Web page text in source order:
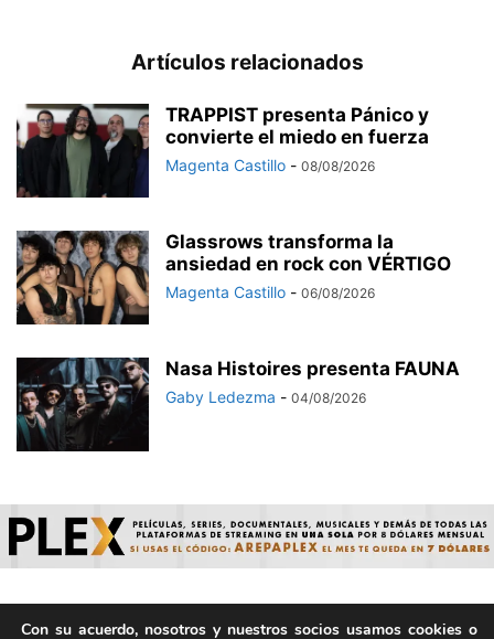
Artículos relacionados
TRAPPIST presenta Pánico y
convierte el miedo en fuerza
Magenta Castillo - 08/08/2026
Glassrows transforma la
ansiedad en rock con VÉRTIGO
Magenta Castillo - 06/08/2026
Nasa Histoires presenta FAUNA
Gaby Ledezma - 04/08/2026
Con su acuerdo, nosotros y nuestros socios usamos cookies o